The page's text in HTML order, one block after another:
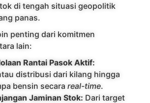
di tengah situasi geopolitik
panas.
penting dari komitmen
lain:
Rantai Pasok Aktif:
distribusi dari kilang hingga
bensin secara real-time.
Jaminan Stok: Dari target